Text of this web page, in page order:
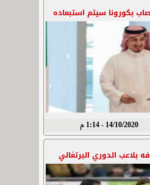
بكورونا سيتم استبعاده
14/10/2020 - 1:14 م
بلاعب الدوري البرتغالي